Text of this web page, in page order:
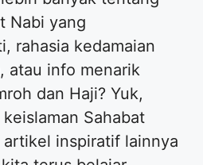
Nabi yang
rahasia kedamaian
atau info menarik
dan Haji? Yuk,
Sahabat
inspiratif lainnya